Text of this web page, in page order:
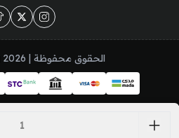
الحقوق محفوظة | 2026